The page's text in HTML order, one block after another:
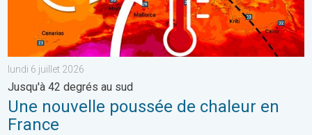
lundi 6 juillet 2026
Jusqu'à 42 degrés au sud
Une nouvelle poussée de chaleur en
France